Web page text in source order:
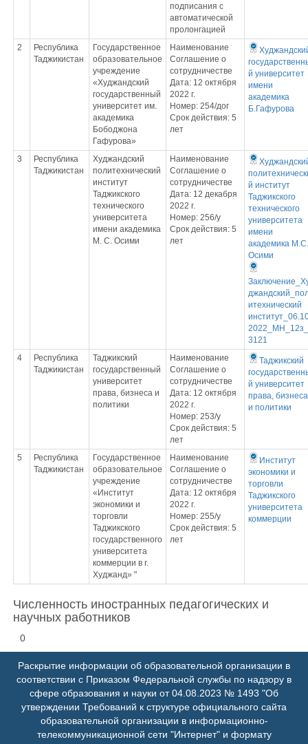
подписания с
автоматической
пролонгацией
2
Республика
Таджикистан
Государственное
образовательное
учреждение
«Худжандский
государственный
университет им.
академика
Бободжона
Гафурова»
Наименование
Соглашение о
сотрудничестве
Дата: 12 октября
2022 г.
Номер: 254/дог
Срок действия: 5
лет
й университет
имени
академика
Б.Гафурова
3
Республика
Таджикистан
Худжандский
политехнический
институт
Таджикского
технического
университета
имени академика
М. С. Осими
Наименование
Соглашение о
сотрудничестве
Дата: 12 декабря
2022 г.
Номер: 256/у
Срок действия: 5
лет
й институт
Таджикского
технического
университета
имени
академика М.С.
Осими
итехнический
3121
4
Республика
Таджикистан
Таджикский
государственный
университет
права, бизнеса и
политики
Наименование
Соглашение о
сотрудничестве
Дата: 12 октября
2022 г.
Номер: 253/у
Срок действия: 5
лет
Таджикский
й университет
права, бизнеса
и политики
5
Республика
Таджикистан
Государственное
образовательное
учреждение
«Институт
экономики и
торговли
Таджикского
государственного
университета
коммерции в г.
Худжанд» "
Наименование
Соглашение о
сотрудничестве
Дата: 12 октября
2022 г.
Номер: 255/у
Срок действия: 5
лет
Институт
экономики и
торговли
Таджикского
университета
коммерции
Численность иностранных педагогических и
научных работников
0
Раскрытие информации об образовательной организации в
соответствии с Приказом Федеральной службы по надзору в
сфере образования и науки от 04.08.2023 № 1493 "Об
утверждении Требований к структуре официального сайта
образовательной организации в информационно-
телекоммуникационной сети "Интернет" и формату